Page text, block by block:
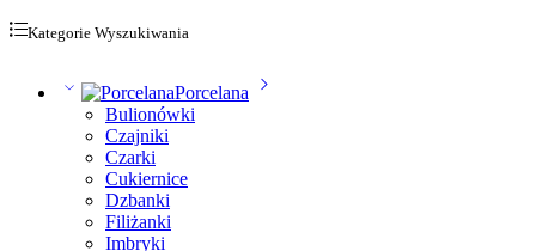
Kategorie Wyszukiwania
Porcelana
Bulionówki
Czajniki
Czarki
Cukiernice
Dzbanki
Filiżanki
Imbryki